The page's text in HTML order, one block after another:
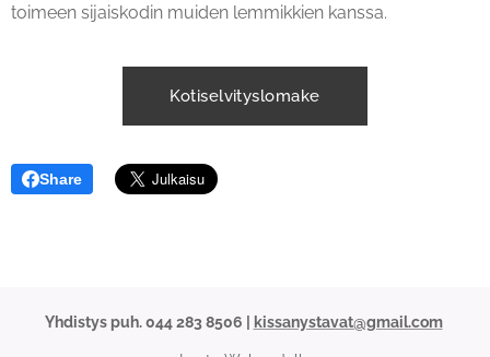
toimeen sijaiskodin muiden lemmikkien kanssa.
Kotiselvityslomake
Share
Yhdistys puh. 044 283 8506 | kissanystavat@gmail.com